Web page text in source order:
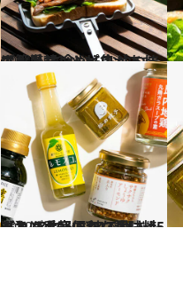
2021.6.16
ホットサンドソロがあれば簡単 主食からおやつまでお手軽レシピ集
グルメ
2022.5.1
【カンタン便利な調味料5選】 アウトドアでも、もちろんお家でも これさえあれば手軽においしい
グルメ